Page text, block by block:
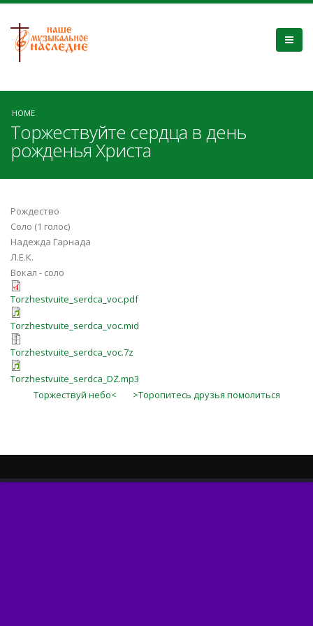
HOME
Торжествуйте сердца в день
рожденья Христа
Рождество
Соло (1 голос)
Надежда Гарнада
Л.Е.К.
Вокал - соло
Torzhestvuite_serdca_voc.pdf
Torzhestvuite_serdca_voc.mid
Torzhestvuite_serdca_voc.7z
Torzhestvuite_serdca_DZ.mp3
Торжествуй небо<
>Торопитесь друзья помолиться